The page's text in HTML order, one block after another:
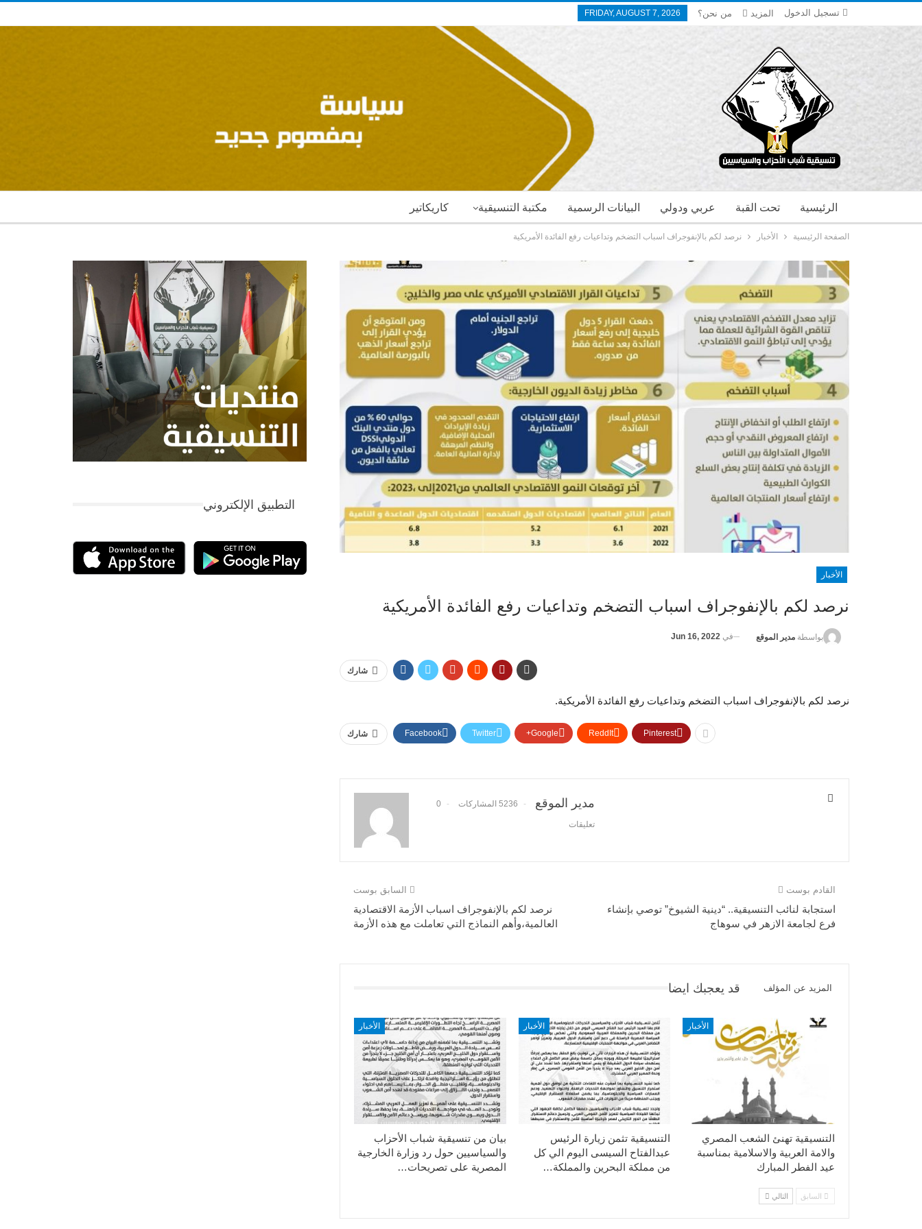
تسجيل الدخول FRIDAY, AUGUST 7, 2026 من نحن؟ المزيد
كاريكاتير مكتبة التنسيقية البيانات الرسمية عربي ودولي تحت القبة الرئيسية
الصفحة الرئيسية الأخبار نرصد لكم بالإنفوجراف اسباب التضخم وتداعيات رفع الفائدة الأمريكية
الأخبار
نرصد لكم بالإنفوجراف اسباب التضخم وتداعيات رفع الفائدة الأمريكية
بواسطة مدير الموقع في Jun 16, 2022
شارك
نرصد لكم بالإنفوجراف اسباب التضخم وتداعيات رفع الفائدة الأمريكية.
شارك Facebook Twitter Google+ ReddIt Pinterest
مدير الموقع 5236 المشاركات 0
تعليقات
السابق بوست
نرصد لكم بالإنفوجراف اسباب الأزمة الاقتصادية
العالمية،وأهم النماذج التي تعاملت مع هذه الأزمة
القادم بوست
استجابة لنائب التنسيقية.. “دينية الشيوخ” توصي بإنشاء
فرع لجامعة الازهر في سوهاج
قد يعجبك ايضا المزيد عن المؤلف
الأخبار
بيان من تنسيقية شباب الأحزاب
والسياسيين حول رد وزارة الخارجية
المصرية على تصريحات…
الأخبار
التنسيقية تثمن زيارة الرئيس
عبدالفتاح السيسى اليوم الي كل
من مملكة البحرين والمملكة…
الأخبار
التنسيقية تهنئ الشعب المصري
والامة العربية والاسلامية بمناسبة
عيد الفطر المبارك
السابق التالي
التطبيق الإلكتروني